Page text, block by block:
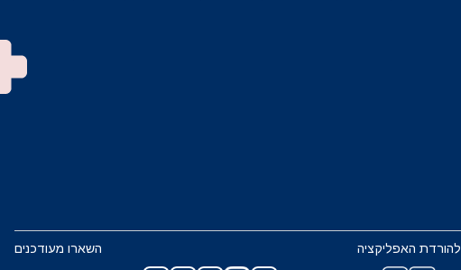
להורדת האפליקציה השארו מעודכנים